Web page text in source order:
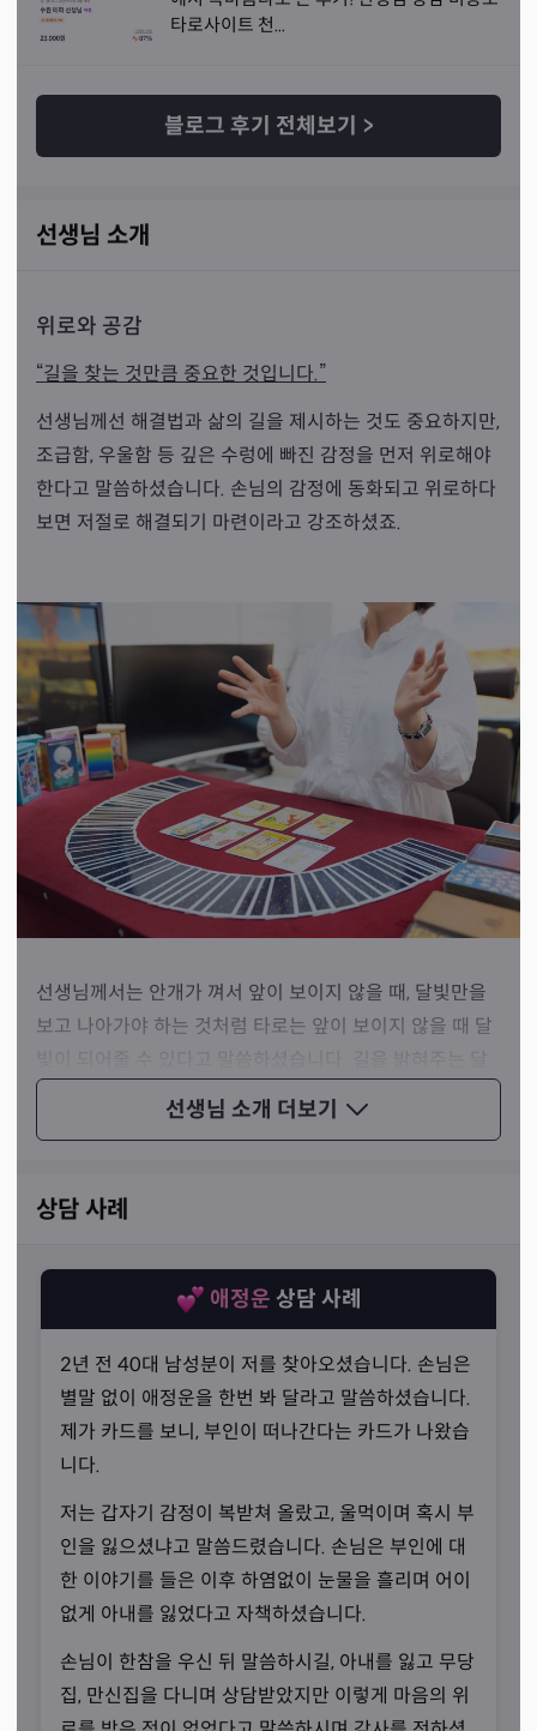
타로사이트 천...
블로그 후기 전체보기 >
선생님 소개 더보기
선생님 소개
위로와 공감
“길을 찾는 것만큼 중요한 것입니다.”
선생님께선 해결법과 삶의 길을 제시하는 것도 중요하지만,
조급함, 우울함 등 깊은 수렁에 빠진 감정을 먼저 위로해야
한다고 말씀하셨습니다. 손님의 감정에 동화되고 위로하다
보면 저절로 해결되기 마련이라고 강조하셨죠.
선생님께서는 안개가 껴서 앞이 보이지 않을 때, 달빛만을
보고 나아가야 하는 것처럼 타로는 앞이 보이지 않을 때 달
빛처럼 동반자가 되어주실 수 있다는 것이죠.
“틀, 기반, 맥락이 비슷하기 때문에 상호보완적입니다.”
선생님께선 역학에 관심을 가지고 사주를 공부했지만, 스스
로 부족함을 느끼고 타로 공부를 병행했다고 말씀하셨습니
상담 사례
애정운 상담 사례
2년 전 40대 남성분이 저를 찾아오셨습니다. 손님은
별말 없이 애정운을 한번 봐 달라고 말씀하셨습니다.
제가 카드를 보니, 부인이 떠나간다는 카드가 나왔습
니다.
저는 갑자기 감정이 복받쳐 올랐고, 울먹이며 혹시 부
인을 잃으셨냐고 말씀드렸습니다. 손님은 부인에 대
한 이야기를 들은 이후 하염없이 눈물을 흘리며 어이
없게 아내를 잃었다고 자책하셨습니다.
손님이 한참을 우신 뒤 말씀하시길, 아내를 잃고 무당
집, 만신집을 다니며 상담받았지만 이렇게 마음의 위